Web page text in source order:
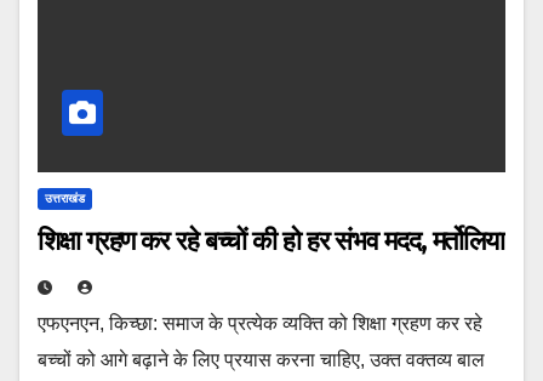
उत्तराखंड
शिक्षा ग्रहण कर रहे बच्चों की हो हर संभव मदद, मर्तोलिया
एफएनएन, किच्छा: समाज के प्रत्येक व्यक्ति को शिक्षा ग्रहण कर रहे
बच्चों को आगे बढ़ाने के लिए प्रयास करना चाहिए, उक्त वक्तव्य बाल